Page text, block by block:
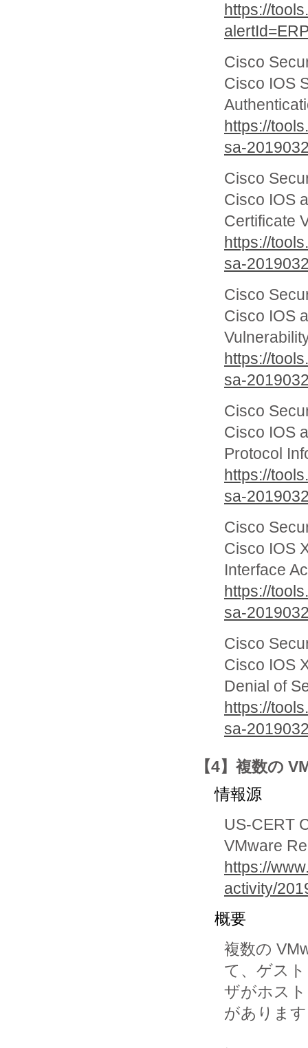
https://
Cisco
Cisco IOS
https://
sa-
Cisco
Cisco IOS
Certificate
https://
sa-
Cisco
Cisco IOS
https://
sa-
Cisco
Cisco IOS
Protocol
https://
sa-
Cisco
Cisco IOS
Interface
https://
sa-
Cisco
Cisco IOS
Denial of
https://
sa-
【4】複数の
情報源
US-CERT
VMware
https://
activity/
概要
複数の
て、ゲス
ザがホス
がありま